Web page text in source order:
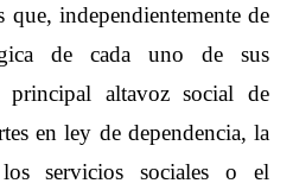
que, independientemente de
de cada uno de sus
altavoz social de
en ley de dependencia, la
servicios sociales o el